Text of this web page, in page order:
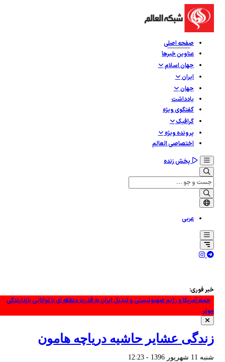
صفحه اصلی
عناوین خبرها
جهان اسلام
ایران
جهان
یادداشت
گفتگوی ویژه
گرافيک
پرونده ویژه
اختصاصی العالم
پخش زنده
عربی
خبر فوری:
حمله آمریکا و رژیم صهیونیستی و تبدیل ایران به قدرت منطقه ای با توانایی بازدارندگی
موثر
عراقچی: مسیر جدید تنگه هرمز در مذاکرات نیروهای نظامی و دریایی ایران و عمان تعیین
شده‌است
فرار مغزها و سرمایه‌ها؛ هزینه پنهان جنگ برای اقتصاد در حال خونریزی رژیم صهیونیستی
مقام یمنی: هر ائتلاف نظامی که به یمن حمله کند، با پاسخ قاطع مواجه خواهد شد
زندگی عشایر حاشیه دریاچه هامون
شنبه 11 شهريور 1396 - 12:23